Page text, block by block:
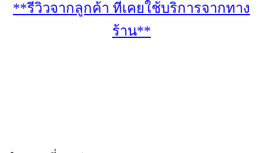
**รีวิวจากลูกค้า ที่เคยใช้บริการจากทาง
ร้าน**